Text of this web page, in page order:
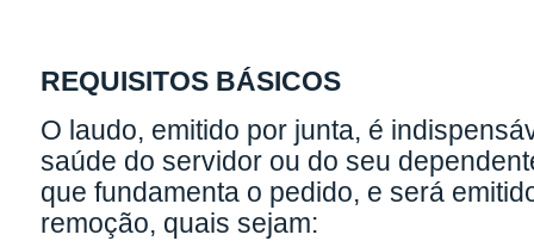
REQUISITOS BÁSICOS
O laudo, emitido por junta, é
saúde do servidor ou do seu
que fundamenta o pedido, e será
remoção, quais sejam: